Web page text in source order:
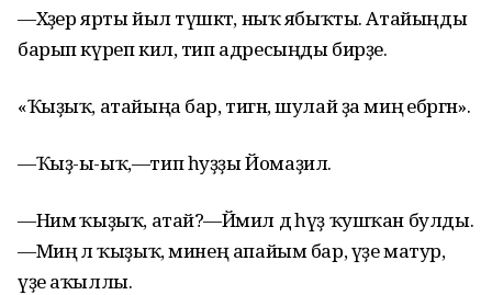
—Хәҙер ярты йыл түшәктә, ныҡ ябыҡты. Атайыңды
барып күреп кил, тип адресыңды бирҙе.
«Ҡыҙыҡ, атайыңа бар, тигән, шулай ҙа миңә ебәргән».
—Ҡыҙ-ы-ыҡ,—тип һуҙҙы Йомаҙил.
—Нимә ҡыҙыҡ, атай?—Йәмил дә һүҙ ҡушҡан булды.
—Миңә лә ҡыҙыҡ, минең апайым бар, үҙе матур,
үҙе аҡыллы.